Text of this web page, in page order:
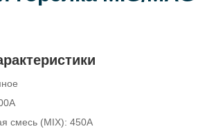
смесь (MIX): 450A